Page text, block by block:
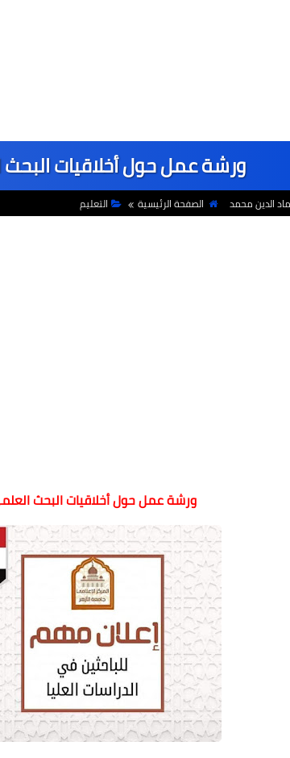
ورشة عمل حول أخلاقيات
الدين محمد الصفحة الرئيسية التعليم
ورشة عمل حول أخلاقيات البحث